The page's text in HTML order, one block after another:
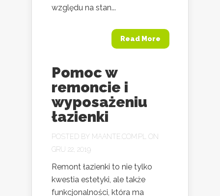
względu na stan...
Read More
Pomoc w
remoncie i
wyposażeniu
łazienki
POSTED BY MAANTE.COM.PL
ON
GRU 22, 2019
Remont łazienki to nie tylko
kwestia estetyki, ale także
funkcjonalności, która ma